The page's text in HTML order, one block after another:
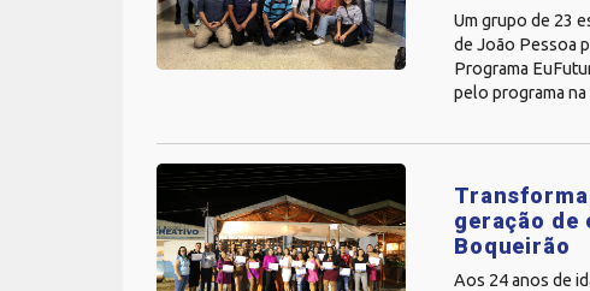
Um grupo de 23
de João Pessoa
Programa
pelo programa na
geração de
Boqueirão
Aos 24 anos de